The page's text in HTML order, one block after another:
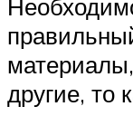
другие, то